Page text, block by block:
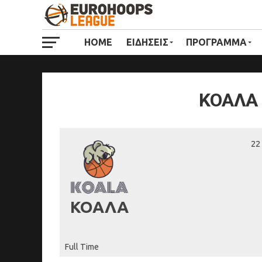
HOME ΕΙΔΗΣΕΙΣ ΠΡΟΓΡΑΜΜΑ
ΚΟΑΛΑ
ΚΟΑΛΑ
Full Time